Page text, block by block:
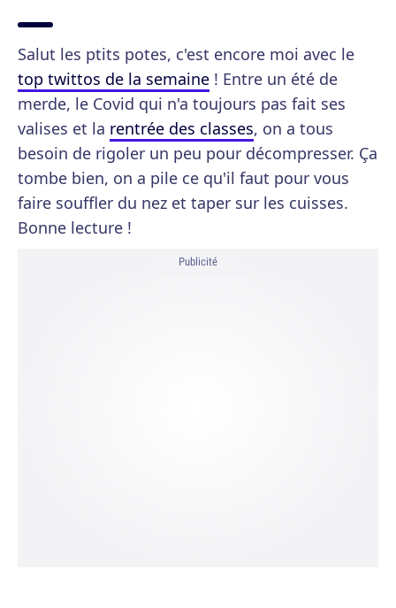
Salut les ptits potes, c'est encore moi avec le
top twittos de la semaine ! Entre un été de
merde, le Covid qui n'a toujours pas fait ses
valises et la rentrée des classes, on a tous
besoin de rigoler un peu pour décompresser. Ça
tombe bien, on a pile ce qu'il faut pour vous
faire souffler du nez et taper sur les cuisses.
Bonne lecture !
Publicité